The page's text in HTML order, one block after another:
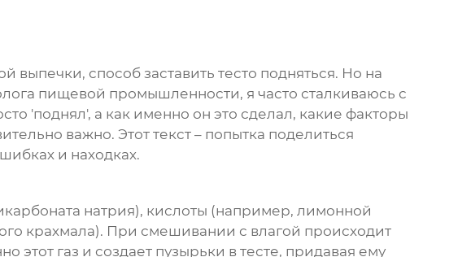
способ заставить тесто подняться. Но на
пищевой промышленности, я часто сталкиваюсь с
'поднял', а как именно он это сделал, какие факторы
важно. Этот текст – попытка поделиться
и находках.
натрия), кислоты (например, лимонной
крахмала). При смешивании с влагой происходит
этот газ и создает пузырьки в тесте, придавая ему